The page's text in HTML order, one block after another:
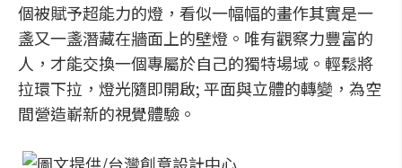
個被賦予超能力的燈，看似一幅幅的畫作其實是一
盞又一盞潛藏在牆面上的壁燈。唯有觀察力豐富的
人，才能交換一個專屬於自己的獨特場域。輕鬆將
拉環下拉，燈光隨即開啟; 平面與立體的轉變，為空
間營造嶄新的視覺體驗。